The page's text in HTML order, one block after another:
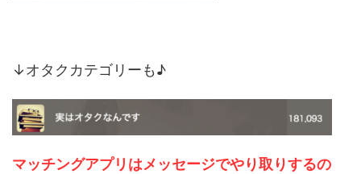
↓オタクカテゴリーも♪
マッチングアプリはメッセージでやり取りするの